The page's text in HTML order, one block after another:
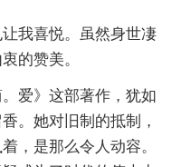
我喜悦。虽然身世凄
的赞美。
爱》这部著作，犹如
。她对旧制的抵制，
，是那么令人动容。